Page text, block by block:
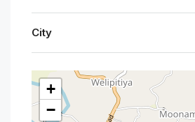
City
+
−